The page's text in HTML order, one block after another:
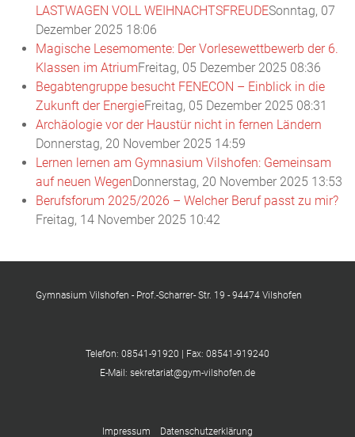
LASTWAGEN VOLL WEIHNACHTSFREUDESonntag, 07
Dezember 2025 18:06
Magische Lesemomente: Der Vorlesewettbewerb der 6.
Klassen im AtriumFreitag, 05 Dezember 2025 08:36
Begabtengruppe besucht FENECON – Einblick in die
Zukunft der EnergieFreitag, 05 Dezember 2025 08:31
Archäologie vor der Haustür nicht in fernen Ländern
Donnerstag, 20 November 2025 14:59
Lernen lernen am Gymnasium Vilshofen: Gemeinsam
auf neuen WegenDonnerstag, 20 November 2025 13:53
Berufsforum 2025/2026 – Welcher Beruf passt zu mir?
Freitag, 14 November 2025 10:42
Gymnasium Vilshofen - Prof.-Scharrer- Str. 19 - 94474 Vilshofen
Telefon: 08541-91920 | Fax: 08541-919240
E-Mail: sekretariat@gym-vilshofen.de
Impressum Datenschutzerklärung